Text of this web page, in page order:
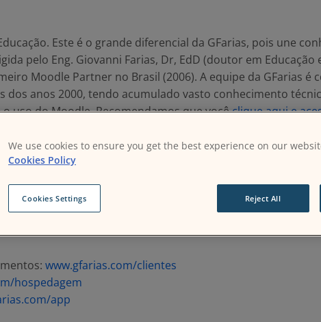
Este é o grande diferencial da GFarias, pois une
pelo Eng. Giovanni Farias, Dr, EdD (doutor em
Moodle Partner no Brasil (2006). A equipe da GFarias
dos anos 2000, tendo acumulado vasto conhecimento
uso do Moodle. Recomendamos que vocêclique aqui e
que prestamos e as soluções com as quais
www.gfarias.com/clientes
hospedagem
app
We use cookies to ensure you get the best experience on our
Cookies Policy
Cookies Settings Reject All